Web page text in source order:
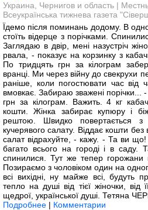
Украина, Чернигов и область |
Всеукраїнська тижнева газета
Їдемо після поминань додому. В
стоїть відерце з порічками.
Заглядаю в двір, мені назустріч
рвала, - показує на корзинку з
По тридцять грн за кілограм
вранці. Ми через війну до свекрухи
раніше, коли погостювати час
вмовкає. Забираю зважені
грн за кілограм. Важить. 4 кг
кошти. Жінка забирає купюру і
рештою. Швидко повертається з
кучерявого салату. Віддає кошти без
салат відрахуйте, - кажу. - Та ви
багато всього на городі і в саду.
спинилися. Тут же тепер горожани
Позираємо з чоловіком один на
всі вихідні, ну майже всі, будуть
тепло на душі від тієї жіночки, від
щедрої, української душі. Тетяна
Подробнее | Комментарии